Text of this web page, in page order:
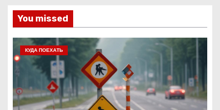
You missed
КУДА ПОЕХАТЬ